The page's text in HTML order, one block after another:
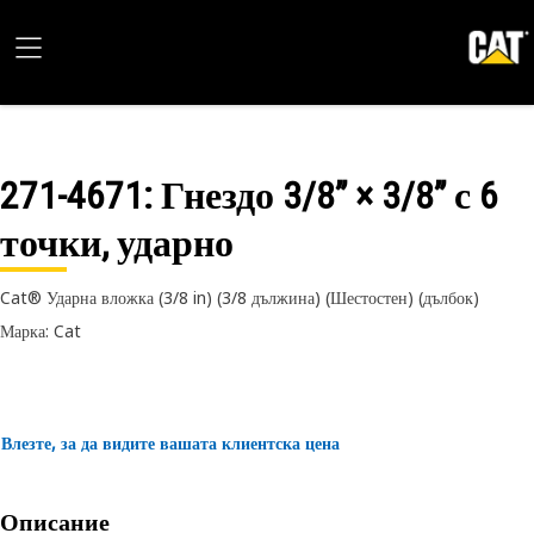
271-4671: Гнездо 3/8” × 3/8” с 6
точки, ударно
Cat® Ударна вложка (3/8 in) (3/8 дължина) (Шестостен) (дълбок)
Марка: Cat
Влезте, за да видите вашата клиентска цена
Описание